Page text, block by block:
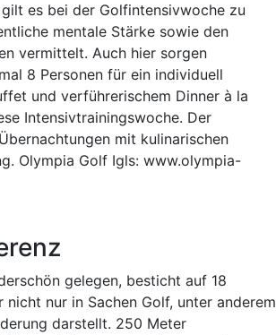
es bei der Golfintensivwoche zu
mentale Stärke sowie den
vermittelt. Auch hier sorgen
8 Personen für ein individuell
und verführerischem Dinner à la
Intensivtrainingswoche. Der
mit kulinarischen
Olympia Golf Igls: www.olympia-
gelegen, besticht auf 18
nur in Sachen Golf, unter anderem
darstellt. 250 Meter